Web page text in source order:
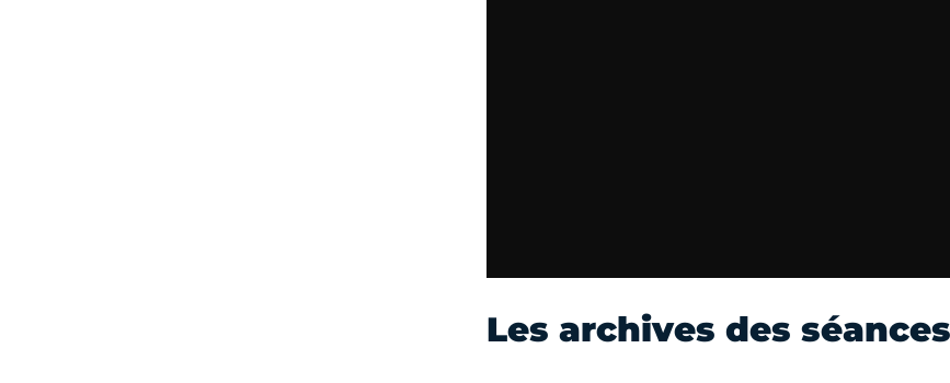
Les archives des séances